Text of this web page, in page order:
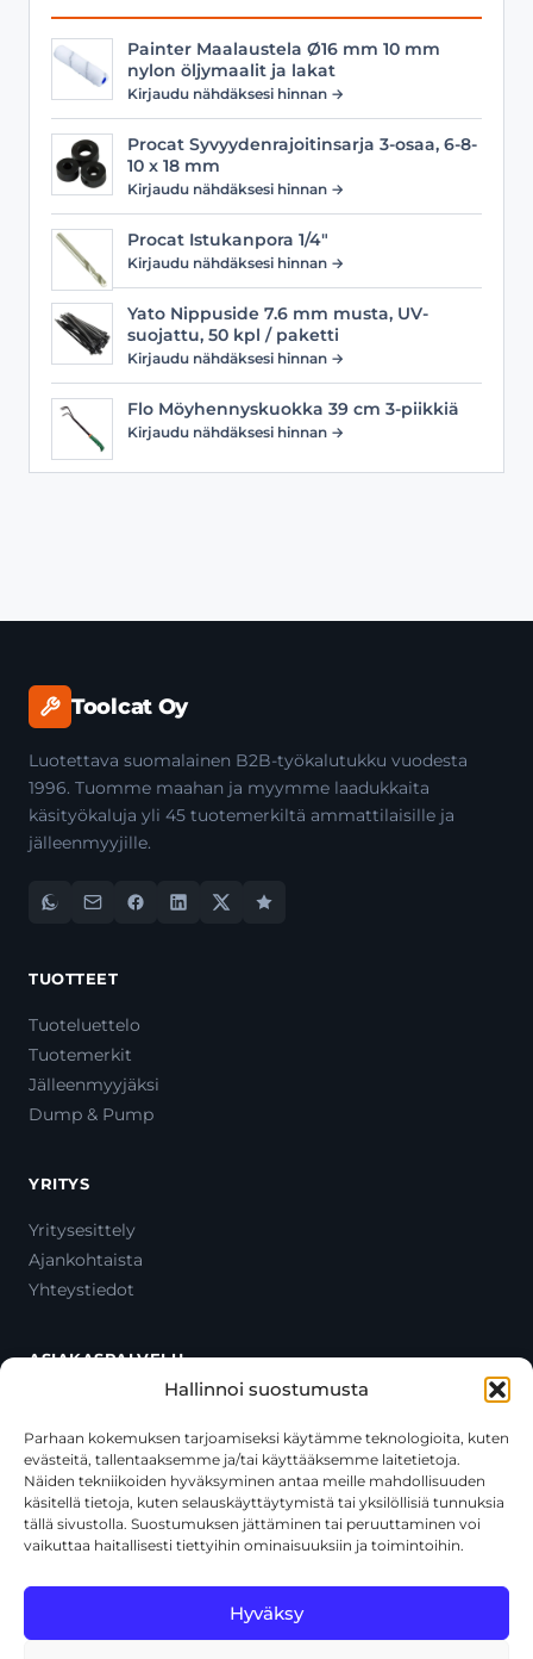
Hallinnoi suostumusta
Parhaan kokemuksen tarjoamiseksi käytämme teknologioita, kuten
evästeitä, tallentaaksemme ja/tai käyttääksemme laitetietoja.
Näiden tekniikoiden hyväksyminen antaa meille mahdollisuuden
käsitellä tietoja, kuten selauskäyttäytymistä tai yksilöllisiä tunnuksia
tällä sivustolla. Suostumuksen jättäminen tai peruuttaminen voi
vaikuttaa haitallisesti tiettyihin ominaisuuksiin ja toimintoihin.
Hyväksy
Painter Maalaustela Ø16 mm 10 mm
nylon öljymaalit ja lakat
Kirjaudu nähdäksesi hinnan →
Procat Syvyydenrajoitinsarja 3-osaa, 6-8-
10 x 18 mm
Kirjaudu nähdäksesi hinnan →
Procat Istukanpora 1/4"
Kirjaudu nähdäksesi hinnan →
Yato Nippuside 7.6 mm musta, UV-
suojattu, 50 kpl / paketti
Kirjaudu nähdäksesi hinnan →
Flo Möyhennyskuokka 39 cm 3-piikkiä
Kirjaudu nähdäksesi hinnan →
Toolcat Oy
Luotettava suomalainen B2B-työkalutukku vuodesta
1996. Tuomme maahan ja myymme laadukkaita
käsityökaluja yli 45 tuotemerkiltä ammattilaisille ja
jälleenmyyjille.
TUOTTEET
Tuoteluettelo
Tuotemerkit
Jälleenmyyjäksi
Dump & Pump
YRITYS
Yritysesittely
Ajankohtaista
Yhteystiedot
ASIAKASPALVELU
Oma tili
Maksutavat
Toimitustavat
Usein kysytyt kysymykset
+358 44 270 3795
asiakaspalvelu@toolcat.fi